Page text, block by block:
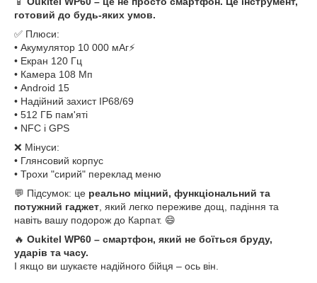
готовий до будь-яких умов.
✅ Плюси:
• Акумулятор 10 000 мАг⚡
• Екран 120 Гц
• Камера 108 Мп
• Android 15
• Надійний захист IP68/69
• 512 ГБ пам'яті
• NFC і GPS
❌ Мінуси:
• Глянсовий корпус
• Трохи "сирий" переклад меню
💬 Підсумок: це реально міцний, функціональний та
потужний гаджет, який легко переживе дощ, падіння та
навіть вашу подорож до Карпат. 😄
🔥 Oukitel WP60 – смартфон, який не боїться бруду,
ударів та часу.
І якщо ви шукаєте надійного бійця – ось він.